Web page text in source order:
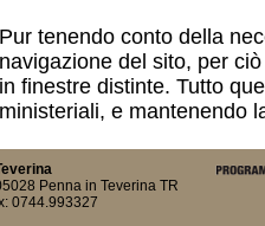
Pur tenendo conto della
navigazione del sito, per
in finestre distinte. Tutto
ministeriali, e mantenendo
Penna in Teverina TR
0744.993327